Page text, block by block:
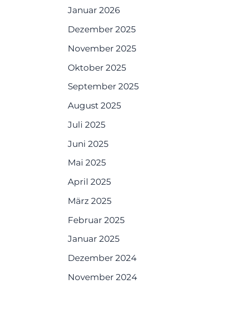
Januar 2026
Dezember 2025
November 2025
Oktober 2025
September 2025
August 2025
Juli 2025
Juni 2025
Mai 2025
April 2025
März 2025
Februar 2025
Januar 2025
Dezember 2024
November 2024